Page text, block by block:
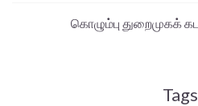
கொழும்பு துறைமுகக்
Tags